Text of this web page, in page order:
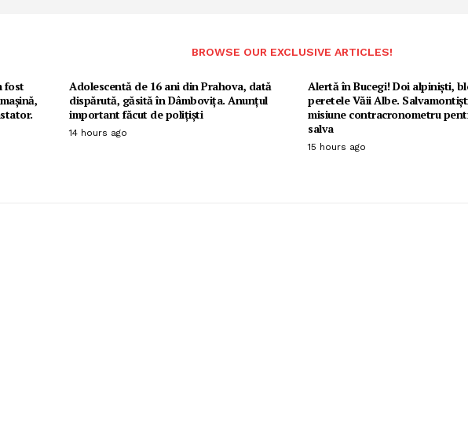
BROWSE OUR EXCLUSIVE ARTICLES!
fost
Adolescentă de 16 ani din Prahova, dată
dispărută, găsită în Dâmbovița. Anunțul
important făcut de polițiști
14 hours ago
Alertă în Bucegi! Doi alpiniști,
peretele Văii Albe.
misiune contracronometru
salva
15 hours ago